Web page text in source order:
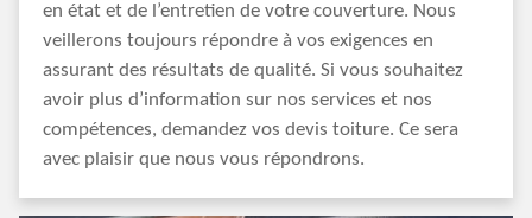
en état et de l’entretien de votre couverture. Nous
veillerons toujours répondre à vos exigences en
assurant des résultats de qualité. Si vous souhaitez
avoir plus d’information sur nos services et nos
compétences, demandez vos devis toiture. Ce sera
avec plaisir que nous vous répondrons.